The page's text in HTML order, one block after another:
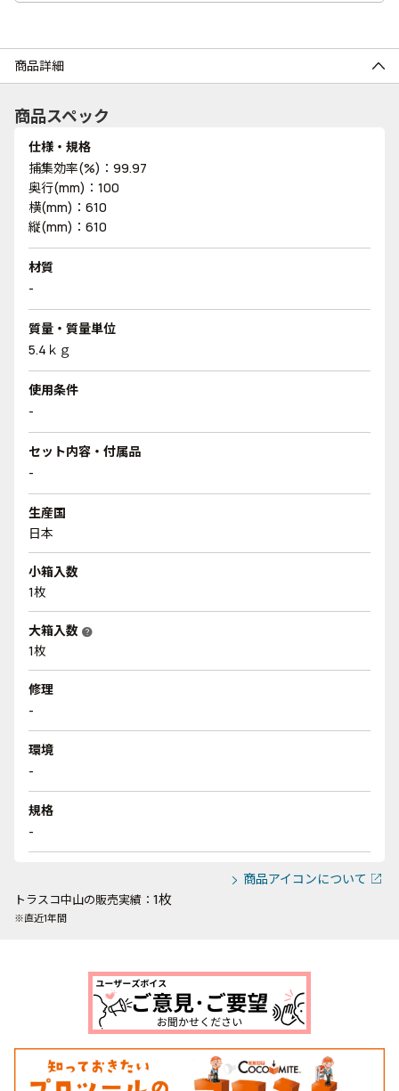
商品詳細
商品スペック
仕様・規格
捕集効率(%)：99.97
奥行(mm)：100
横(mm)：610
縦(mm)：610
材質
-
質量・質量単位
5.4ｋｇ
使用条件
-
セット内容・付属品
-
生産国
日本
小箱入数
1枚
大箱入数 help
1枚
修理
-
環境
-
規格
-
商品アイコンについて
トラスコ中山の販売実績： 1枚
※直近1年間